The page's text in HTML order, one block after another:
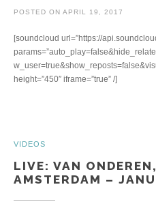
POSTED ON APRIL 19, 2017
[soundcloud url=”https://
height=”450″ iframe=”true” /]
VIDEOS
LIVE: VAN
AMSTERDAM –